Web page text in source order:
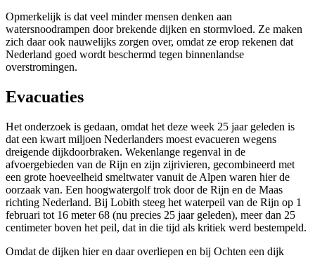
Opmerkelijk is dat veel minder mensen denken aan
watersnoodrampen door brekende dijken en stormvloed. Ze maken
zich daar ook nauwelijks zorgen over, omdat ze erop rekenen dat
Nederland goed wordt beschermd tegen binnenlandse
overstromingen.
Evacuaties
Het onderzoek is gedaan, omdat het deze week 25 jaar geleden is
dat een kwart miljoen Nederlanders moest evacueren wegens
dreigende dijkdoorbraken. Wekenlange regenval in de
afvoergebieden van de Rijn en zijn zijrivieren, gecombineerd met
een grote hoeveelheid smeltwater vanuit de Alpen waren hier de
oorzaak van. Een hoogwatergolf trok door de Rijn en de Maas
richting Nederland. Bij Lobith steeg het waterpeil van de Rijn op 1
februari tot 16 meter 68 (nu precies 25 jaar geleden), meer dan 25
centimeter boven het peil, dat in die tijd als kritiek werd bestempeld.
Omdat de dijken hier en daar overliepen en bij Ochten een dijk